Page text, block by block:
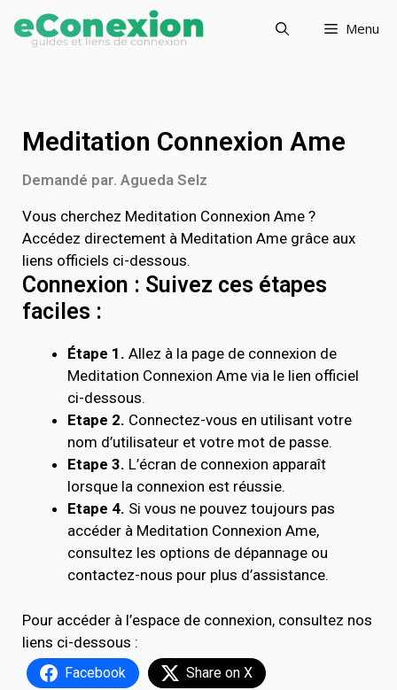
Menu
Meditation Connexion Ame
Demandé par. Agueda Selz
Vous cherchez Meditation Connexion Ame ?
Accédez directement à Meditation Ame grâce aux
liens officiels ci-dessous.
Connexion : Suivez ces étapes
faciles :
Étape 1. Allez à la page de connexion de
Meditation Connexion Ame via le lien officiel
ci-dessous.
Etape 2. Connectez-vous en utilisant votre
nom d’utilisateur et votre mot de passe.
Etape 3. L’écran de connexion apparaît
lorsque la connexion est réussie.
Etape 4. Si vous ne pouvez toujours pas
accéder à Meditation Connexion Ame,
consultez les options de dépannage ou
contactez-nous pour plus d’assistance.
Pour accéder à l’espace de connexion, consultez nos
liens ci-dessous :
Facebook Share on X